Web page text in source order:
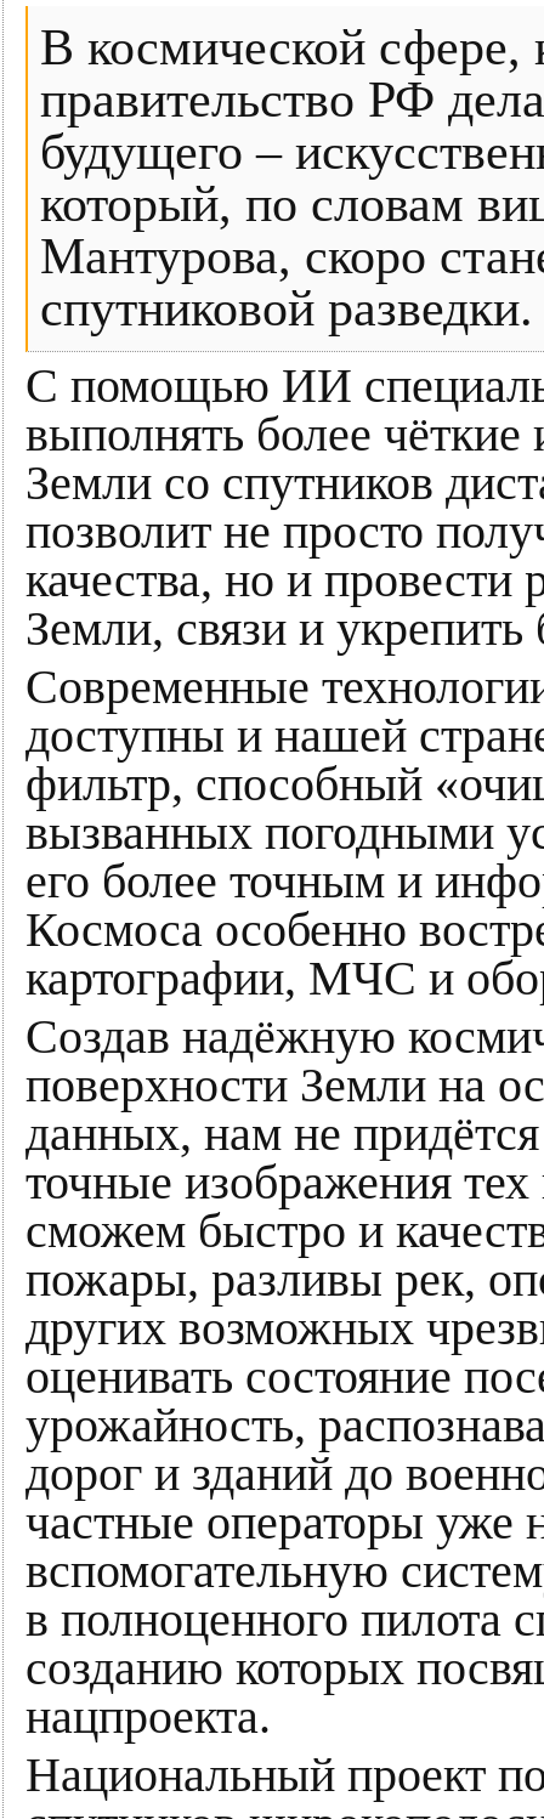
В космической сфере,
правительство РФ
будущего –
который, по словам
Мантурова, скоро
спутниковой разведки.
С помощью ИИ
выполнять более
Земли со спутников
позволит не просто
качества, но и
Земли, связи и укрепить
Современные
доступны и нашей
фильтр, способный
вызванных погодными
его более точным и
Космоса особенно
картографии, МЧС и
Создав надёжную
поверхности Земли на
данных, нам не
точные изображения
сможем быстро и
пожары, разливы рек,
других возможных
оценивать состояние
урожайность,
дорог и зданий до
частные операторы уже
вспомогательную
в полноценного пилота
созданию которых
нацпроекта.
Национальный проект